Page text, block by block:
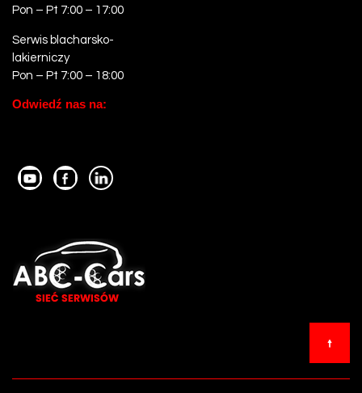
Pon – Pt 7:00 – 17:00
Serwis blacharsko-
lakierniczy
Pon – Pt 7:00 – 18:00
Odwiedź nas na: